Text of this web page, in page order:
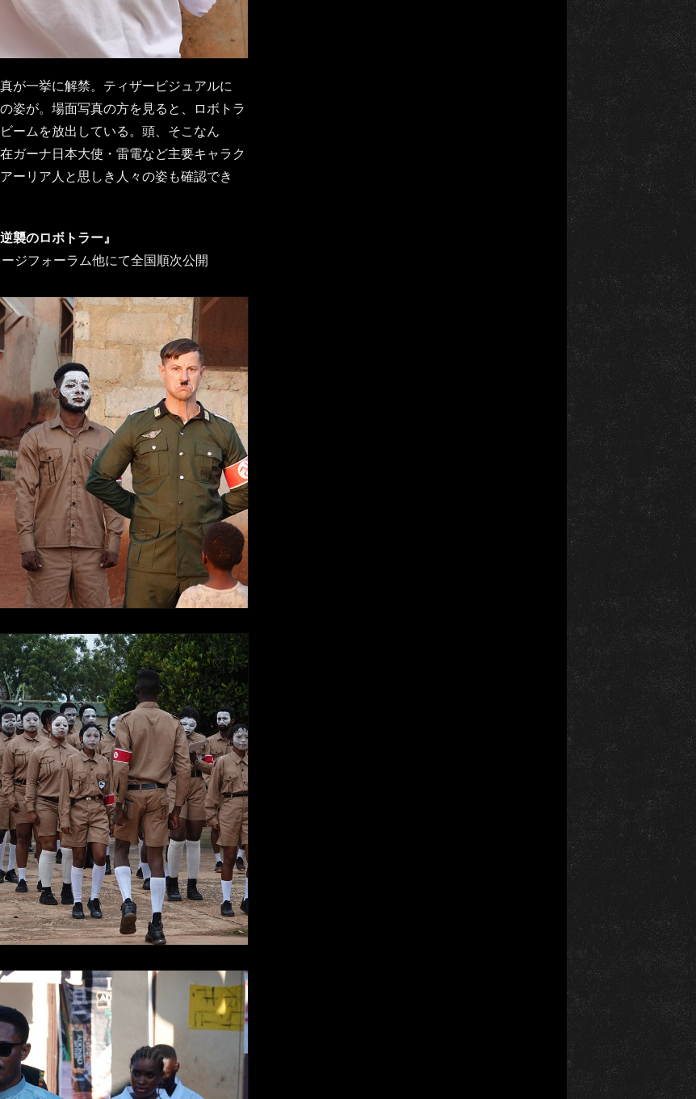
が一挙に解禁。ティザービジュアルに
姿が。場面写真の方を見ると、ロボトラ
ームを放出している。頭、そこなん
ーナ日本大使・雷電など主要キャラク
ーリア人と思しき人々の姿も確認でき
襲のロボトラー』
ジフォーラム他にて全国順次公開